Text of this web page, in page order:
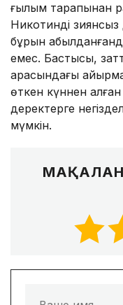
ғылым тарапынан
Никотинді
бұрын
емес. Бастысы,
арасындағы
өткен күннен
деректерге
мүмкін.